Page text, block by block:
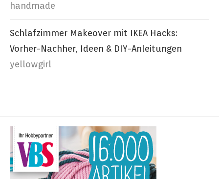
handmade
Schlafzimmer Makeover mit IKEA Hacks:
Vorher-Nachher, Ideen & DIY-Anleitungen
yellowgirl